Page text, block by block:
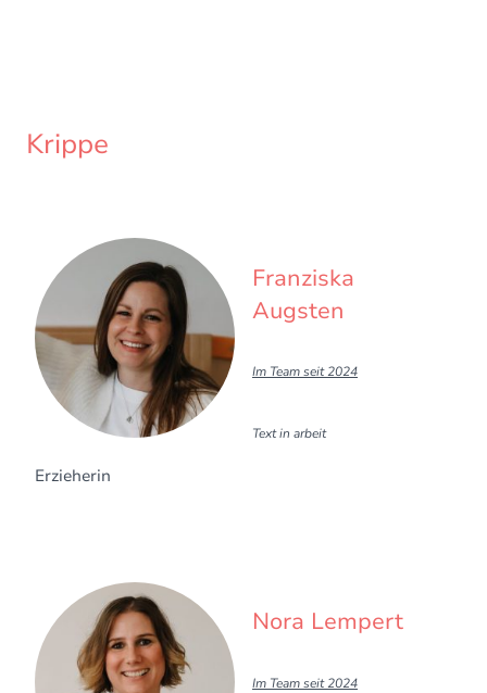
Krippe
Erzieherin
Franziska
Augsten
Im Team seit 2024
Text in arbeit
Nora Lempert
Im Team seit 2024